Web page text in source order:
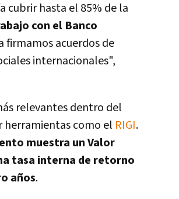
cubrir hasta el 85% de la
con el Banco
firmamos acuerdos de
internacionales",
relevantes dentro del
como el RIGI.
muestra un Valor
tasa interna de retorno
años.